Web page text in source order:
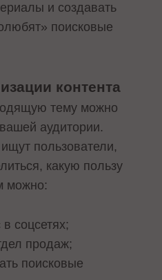
и создавать
поисковые
контента
тему можно
аудитории.
пользователи,
какую пользу
можно:
соцсетях;
продаж;
поисковые